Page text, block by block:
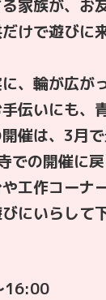
家族が、お
けで遊びに
、輪が広が
伝いにも、
催は、3月で
での開催に戻
工作コーナ
にいらして
16:00